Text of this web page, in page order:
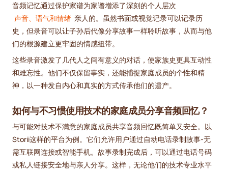
音频记忆通过保护家谱为家谱增添了深刻的个人层次
声音、语气和情绪 亲人的。虽然书面或视觉记录可以记录历
史，但录音可以让子孙后代像分享故事一样聆听故事，从而与他
们的根源建立更牢固的情感纽带。
这些录音激发了几代人之间有意义的对话，使家族史更具互动性
和难忘性。他们不仅保留事实，还能捕捉家庭成员的个性和精
神，以一种发自内心和真实的方式传承他们的遗产。
如何与不习惯使用技术的家庭成员分享音频回忆？
与可能对技术不满意的家庭成员共享音频回忆既简单又安全。以
Storii这样的平台为例。它们允许用户通过自动电话录制故事-无
需互联网连接或智能手机。故事录制完成后，可以通过电话号码
或私人链接安全地与亲人分享。这样，无论他们的技术专业水平